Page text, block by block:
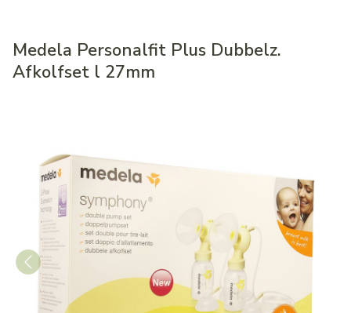
Medela Personalfit Plus Dubbelz.
Afkolfset l 27mm